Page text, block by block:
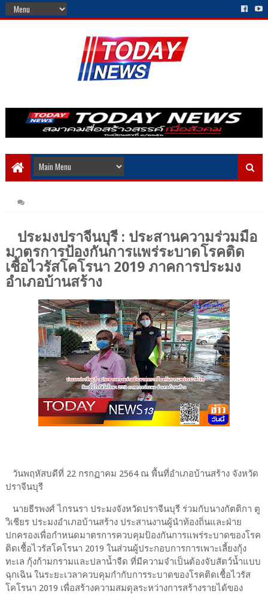
ประมงปราจีนบุรี : ประสานความร่วมมือ
มาตรการป้องกันการแพร่ระบาดโรคติด
เชื้อไวรัสโคโรนา 2019 ภาคการประมง
อำเภอบ้านสร้าง
วันพฤหัสบดีที่ 22 กรกฏาคม 2564 ณ พื้นที่อำเภอบ้านสร้าง จังหวัด
ปราจีนบุรี
นายธีรพงศ์ ไกรนรา ประมงจังหวัดปราจีนบุรี ร่วมกับนางกัตติกา ตู
วิเชียร ประมงอำเภอบ้านสร้าง ประสานงานผู้นำท้องถิ่นและฝ่าย
ปกครองเพื่อกำหนดมาตรการควบคุมป้องกันการแพร่ระบาดของโรค
ติดเชื้อไวรัสโคโรนา 2019 ในส่วนผู้ประกอบการการเพาะเลี้ยงกุ้ง
ทะเล กุ้งก้ามกรามและปลาน้ำจืด ที่มีความจำเป็นต้องจับสัตว์น้ำแบบ
ฉุกเฉิน ในระยะเวลาควบคุมกำกับการระบาดของโรคติดเชื้อไวรัส
โคโรนา 2019 เพื่อสร้างความสมดุลระหว่างการสร้างรายได้ของ